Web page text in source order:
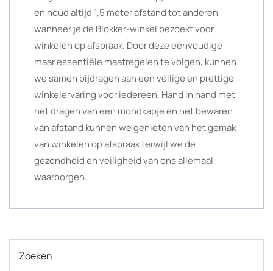
en houd altijd 1,5 meter afstand tot anderen
wanneer je de Blokker-winkel bezoekt voor
winkelen op afspraak. Door deze eenvoudige
maar essentiële maatregelen te volgen, kunnen
we samen bijdragen aan een veilige en prettige
winkelervaring voor iedereen. Hand in hand met
het dragen van een mondkapje en het bewaren
van afstand kunnen we genieten van het gemak
van winkelen op afspraak terwijl we de
gezondheid en veiligheid van ons allemaal
waarborgen.
Zoeken